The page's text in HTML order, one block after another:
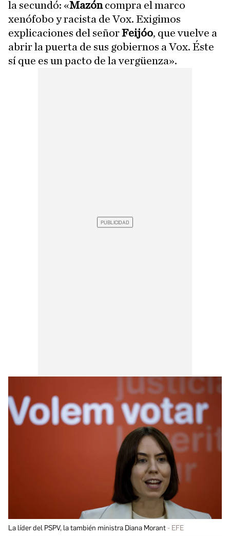
la secundó: «Mazóncompra el marco
xenófobo y racista de Vox. Exigimos
explicaciones del señorFeijóo, que vuelve a
abrir la puerta de sus gobiernos a Vox. Éste
sí que es un pacto de la vergüenza».
La líder del PSPV, la también ministra Diana Morant EFE